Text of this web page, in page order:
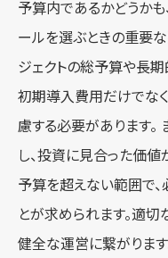
予算内であるかどうか
ールを選ぶときの重要な
ジェクトの総予算や長期
初期導入費用だけでな
慮する必要があります。
し、投資に見合った価値
予算を超えない範囲で
とが求められます。適
健全な運営に繋がります